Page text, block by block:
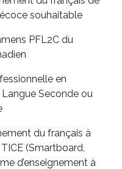
souhaitable
PFL2C du
en
Seconde ou
du français à
(Smartboard,
d’enseignement à